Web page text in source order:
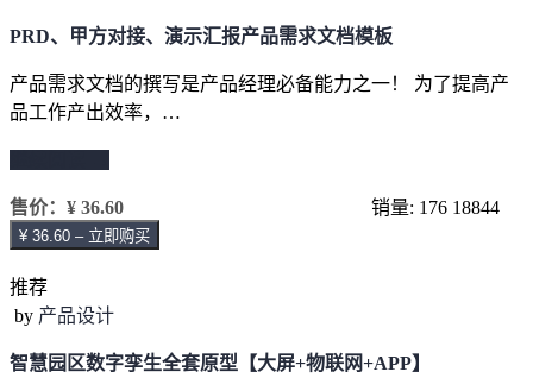
PRD、甲方对接、演示汇报产品需求文档模板
产品需求文档的撰写是产品经理必备能力之一！ 为了提高产
品工作产出效率，…
售价： ¥ 36.60 销量: 176 18844
¥ 36.60 – 立即购买
推荐
by 产品设计
智慧园区数字孪生全套原型【大屏+物联网+APP】